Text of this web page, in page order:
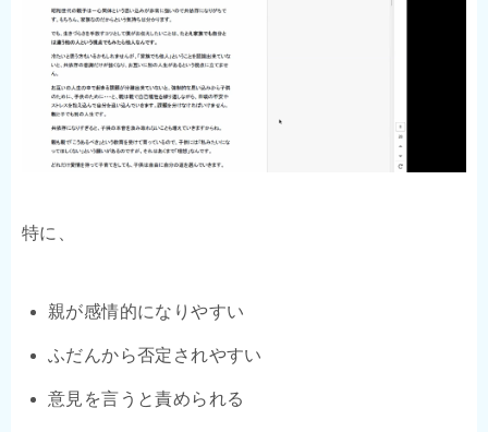
特に、
親が感情的になりやすい
ふだんから否定されやすい
意見を言うと責められる